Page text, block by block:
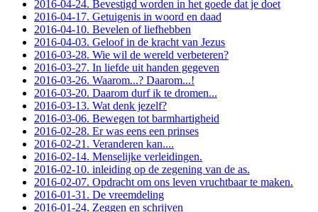
2016-04-24. Bevestigd worden in het goede dat je doet
2016-04-17. Getuigenis in woord en daad
2016-04-10. Bevelen of liefhebben
2016-04-03. Geloof in de kracht van Jezus
2016-03-28. Wie wil de wereld verbeteren?
2016-03-27. In liefde uit handen gegeven
2016-03-26. Waarom...? Daarom...!
2016-03-20. Daarom durf ik te dromen...
2016-03-13. Wat denk jezelf?
2016-03-06. Bewegen tot barmhartigheid
2016-02-28. Er was eens een prinses
2016-02-21. Veranderen kan....
2016-02-14. Menselijke verleidingen.
2016-02-10. inleiding op de zegening van de as.
2016-02-07. Opdracht om ons leven vruchtbaar te maken.
2016-01-31. De vreemdeling
2016-01-24. Zeggen en schrijven